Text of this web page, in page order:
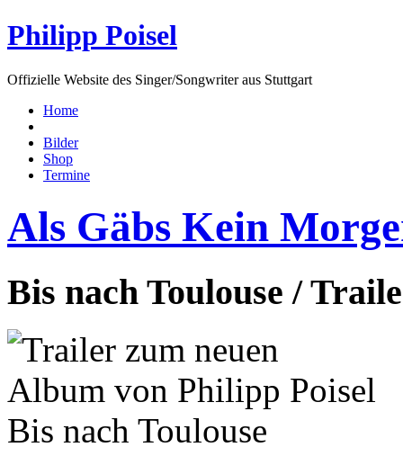
Philipp Poisel
Offizielle Website des Singer/Songwriter aus Stuttgart
Home
Bilder
Shop
Termine
Als Gäbs Kein
Bis nach Toulouse /